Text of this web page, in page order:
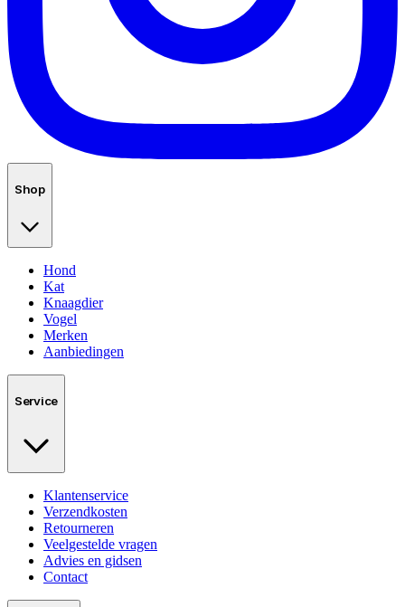
Shop
Hond
Kat
Knaagdier
Vogel
Merken
Aanbiedingen
Service
Klantenservice
Verzendkosten
Retourneren
Veelgestelde vragen
Advies en gidsen
Contact